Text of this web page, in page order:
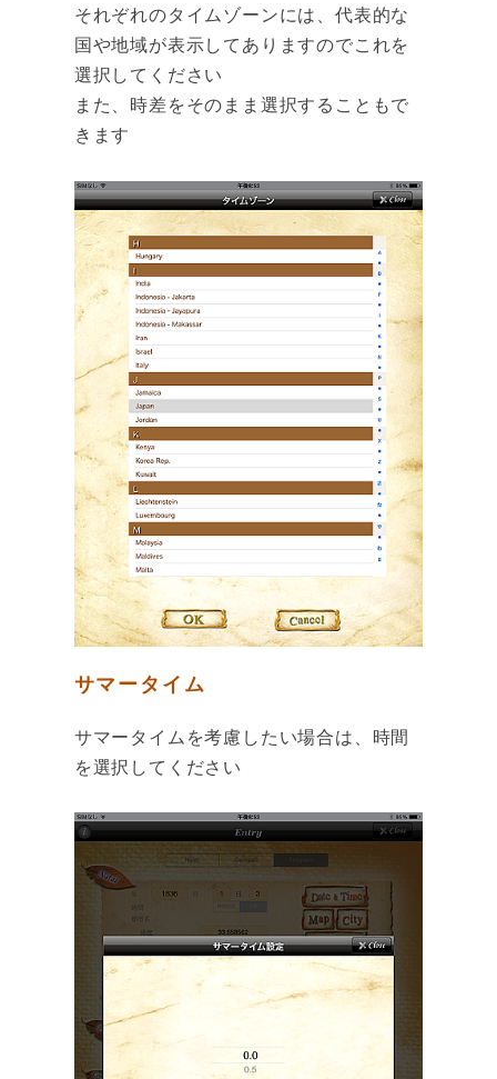
それぞれのタイムゾーンには、代表的な
国や地域が表示してありますのでこれを
選択してください
また、時差をそのまま選択することもで
きます
サマータイム
サマータイムを考慮したい場合は、時間
を選択してください